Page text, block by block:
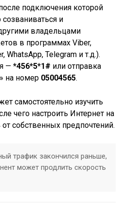
подключения которой
созваниваться и
владельцами
в программах Viber,
WhatsApp, Telegram и т.д.).
—*456*5*1# или отправка
на номер 05004565.
самостоятельно изучить
чего настроить Интернет на
собственных предпочтений.
трафик закончился раньше,
может продлить скорость